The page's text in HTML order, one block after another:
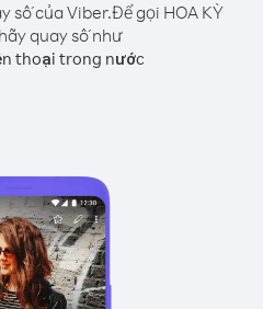
số của Viber.Để gọi HOA KỲ
quay số như
thoại trong nước